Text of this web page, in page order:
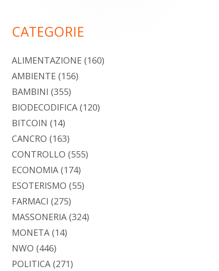
CATEGORIE
ALIMENTAZIONE (160)
AMBIENTE (156)
BAMBINI (355)
BIODECODIFICA(120)
BITCOIN (14)
CANCRO (163)
CONTROLLO (555)
ECONOMIA(174)
ESOTERISMO (55)
FARMACI (275)
MASSONERIA(324)
MONETA(14)
NWO (446)
POLITICA(271)